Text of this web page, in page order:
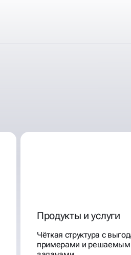
Продукты и услуги
Чёткая структура с
примерами и